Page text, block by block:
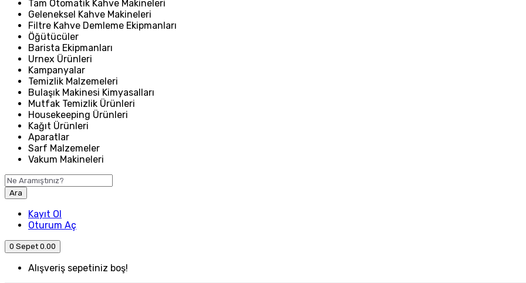
Tam Otomatik Kahve Makineleri
Geleneksel Kahve Makineleri
Filtre Kahve Demleme Ekipmanları
Öğütücüler
Barista Ekipmanları
Urnex Ürünleri
Kampanyalar
Temizlik Malzemeleri
Bulaşık Makinesi Kimyasalları
Mutfak Temizlik Ürünleri
Housekeeping Ürünleri
Kağıt Ürünleri
Aparatlar
Sarf Malzemeler
Vakum Makineleri
Ara
Kayıt Ol
Oturum Aç
0 Sepet 0.00
Alışveriş sepetiniz boş!